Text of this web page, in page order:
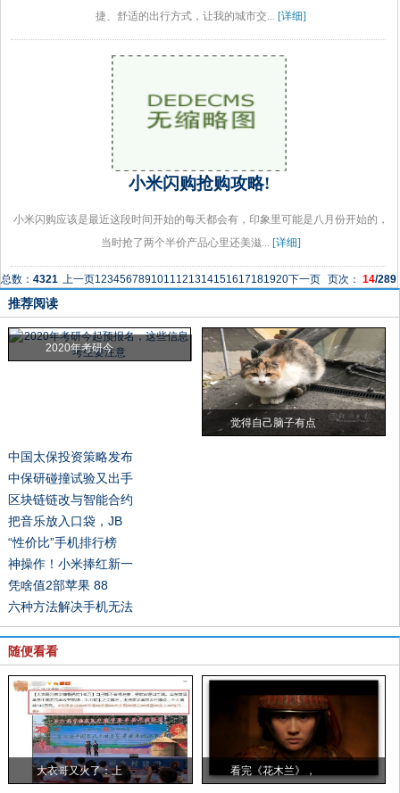
捷、舒适的出行方式，让我的城市交... [详细]
小米闪购抢购攻略!
小米闪购应该是最近这段时间开始的每天都会有，印象里可能是八月份开始的，
当时抢了两个半价产品心里还美滋... [详细]
总数： 4321 上一页1234567891011121314151617181920下一页 页次： 14/289
推荐阅读
2020年考研今
觉得自己脑子有点
中国太保投资策略发布
中保研碰撞试验又出手
区块链链改与智能合约
把音乐放入口袋，JB
“性价比”手机排行榜
神操作！小米捧红新一
凭啥值2部苹果 88
六种方法解决手机无法
随便看看
大衣哥又火了：上 看完《花木兰》，